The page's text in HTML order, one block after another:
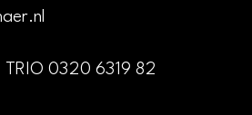
TRIO 0320 6319 82